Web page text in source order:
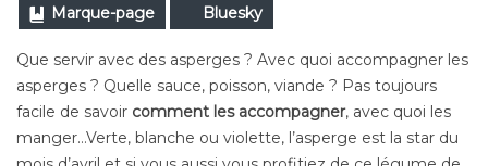
Marque-page
Bluesky
Que servir avec des asperges ? Avec quoi accompagner les
asperges ? Quelle sauce, poisson, viande ? Pas toujours
facile de savoir comment les accompagner, avec quoi les
manger…Verte, blanche ou violette, l’asperge est la star du